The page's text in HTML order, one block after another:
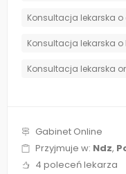
Konsultacja lekarska
Konsultacja lekarska o
Konsultacja lekarska
Gabinet Online
Przyjmuje w: Ndz,
4 poleceń lekarza